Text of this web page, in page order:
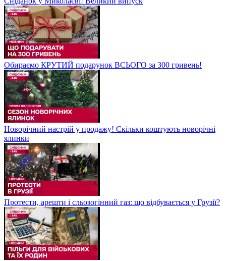
Обираємо КРУТИЙ подарунок ВСЬОГО за 300 гривень!
Новорічний настрій у продажу! Скільки коштують новорічні
ялинки
Протести, арешти і сльозогінний газ: що відбувається у Грузії?